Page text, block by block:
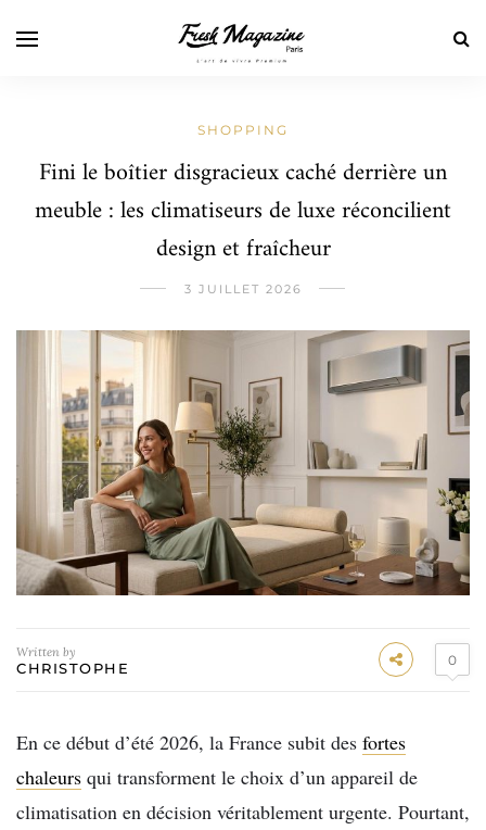
SHOPPING
Fini le boîtier disgracieux caché derrière un
meuble : les climatiseurs de luxe réconcilient
design et fraîcheur
3 JUILLET 2026
Written by
CHRISTOPHE 0
En ce début d’été 2026, la France subit des fortes
chaleurs qui transforment le choix d’un appareil de
climatisation en décision véritablement urgente. Pourtant,